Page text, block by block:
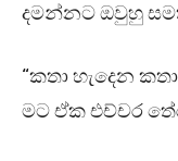
දමන්නට ඔවුහු
“කතා හැදෙන
මට ඒක එච්චර